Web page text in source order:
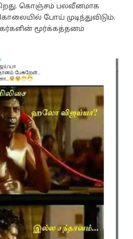
கொஞ்சம் பலவீனமாக
போய் முடிந்துவிடும்.
மூர்க்கத்தனம்